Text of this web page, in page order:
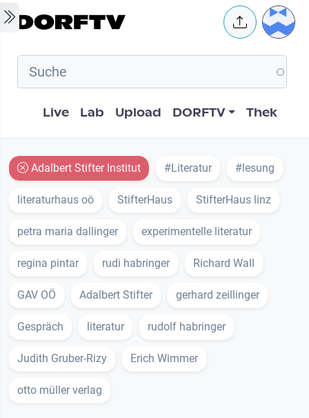
Skip to main content User
Hauptnavigation
Live Lab Upload DORFTV Thek
Adalbert Stifter Institut #Literatur #lesung
literaturhaus oö StifterHaus StifterHaus linz
petra maria dallinger experimentelle literatur
regina pintar rudi habringer Richard Wall
GAV OÖ Adalbert Stifter gerhard zeillinger
Gespräch literatur rudolf habringer
Judith Gruber-Rizy Erich Wimmer
otto müller verlag